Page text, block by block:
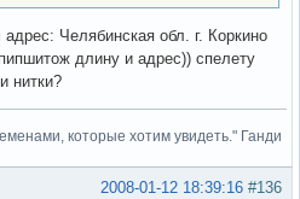
Челябинская обл. г. Коркино
длину и адрес)) спелету
нитки?
которые хотим увидеть." Ганди
#136
2008-01-12 18:39:16